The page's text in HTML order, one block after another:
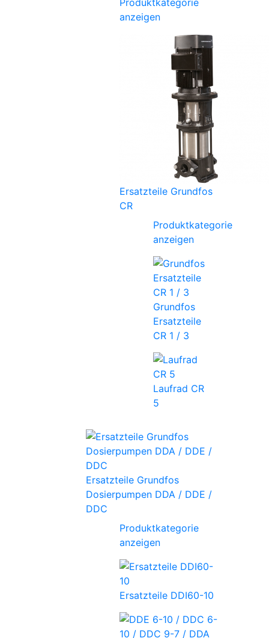
Produktkategorie
anzeigen
Ersatzteile Grundfos
CR
Produktkategorie
anzeigen
Grundfos
Ersatzteile
CR 1 / 3
Laufrad CR
5
Ersatzteile Grundfos
Dosierpumpen DDA / DDE /
DDC
Produktkategorie
anzeigen
Ersatzteile DDI60-10